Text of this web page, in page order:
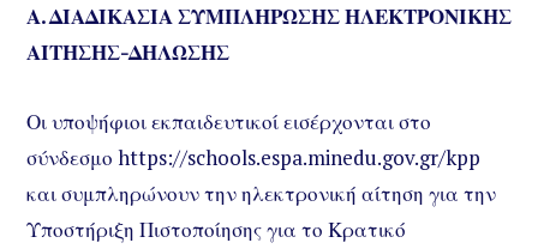
Α. ΔΙΑΔΙΚΑΣΙΑ ΣΥΜΠΛΗΡΩΣΗΣ ΗΛΕΚΤΡΟΝΙΚΗΣ
ΑΙΤΗΣΗΣ-ΔΗΛΩΣΗΣ
Οι υποψήφιοι εκπαιδευτικοί εισέρχονται στο
σύνδεσμο https://schools.espa.minedu.gov.gr/kpp
και συμπληρώνουν την ηλεκτρονική αίτηση για την
Υποστήριξη Πιστοποίησης για το Κρατικό